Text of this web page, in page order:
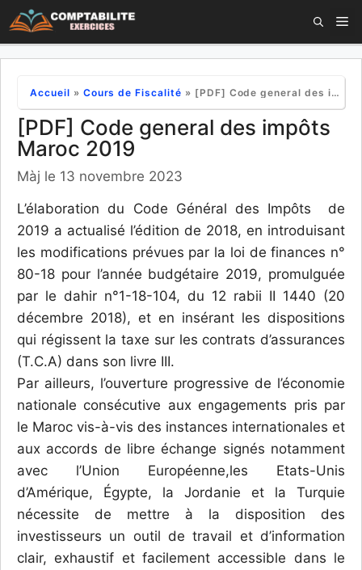
Aller
au
Accueil » Cours de Fiscalité » [PDF] Code general des impôts Maroc 2019
[PDF] Code general des impôts
Maroc 2019
Màj le 13 novembre 2023
L’élaboration du Code Général des Impôts de
2019 a actualisé l’édition de 2018, en introduisant
les modifications prévues par la loi de finances n°
80-18 pour l’année budgétaire 2019, promulguée
par le dahir n°1-18-104, du 12 rabii II 1440 (20
décembre 2018), et en insérant les dispositions
qui régissent la taxe sur les contrats d’assurances
(T.C.A) dans son livre III.
Par ailleurs, l’ouverture progressive de l’économie
nationale consécutive aux engagements pris par
le Maroc vis-à-vis des instances internationales et
aux accords de libre échange signés notamment
avec l’Union Européenne,les Etats-Unis
d’Amérique, Égypte, la Jordanie et la Turquie
nécessite de mettre à la disposition des
investisseurs un outil de travail et d’information
clair, exhaustif et facilement accessible dans le